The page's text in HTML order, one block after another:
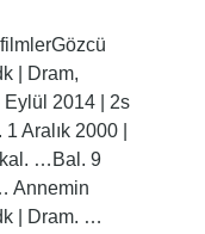
| Dram,
2014 | 2s
Aralık 2000 |
…Bal. 9
Annemin
| Dram. …